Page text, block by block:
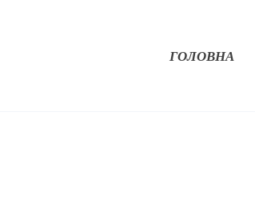
ГОЛОВНА